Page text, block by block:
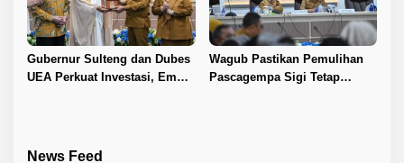
Gubernur Sulteng dan Dubes
UEA Perkuat Investasi, Empat
Wagub Pastikan Pemulihan
Pascagempa Sigi Tetap
News Feed